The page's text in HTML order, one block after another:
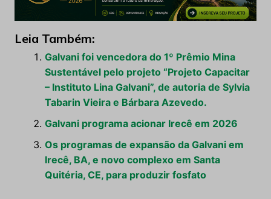
Leia Também:
Galvani foi vencedora do 1º Prêmio Mina
Sustentável pelo projeto “Projeto Capacitar
– Instituto Lina Galvani”, de autoria de Sylvia
Tabarin Vieira e Bárbara Azevedo.
Galvani programa acionar Irecê em 2026
Os programas de expansão da Galvani em
Irecê, BA, e novo complexo em Santa
Quitéria, CE, para produzir fosfato